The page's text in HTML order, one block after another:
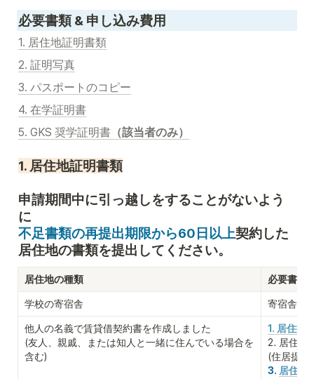
必要書類 & 申し込み費用
1. 居住地証明書類
2. 証明写真
3. パスポートのコピー
4. 在学証明書
5. GKS 奨学証明書 （該当者のみ）
1. 居住地証明書類
申請期間中に引っ越しをすることがないよう
不足書類の再提出期限から60日以上契約した
居住地の書類を提出してください。
居住地の種類 必要書類
学校の寄宿舎 寄宿舎居
他人の名義で賃貸借契約書を作成しました
(友人、親戚、または知人と一緒に住んでいる場合を
含む)
1. 居住提
2. 居住地
(住居提供
3. 居住地